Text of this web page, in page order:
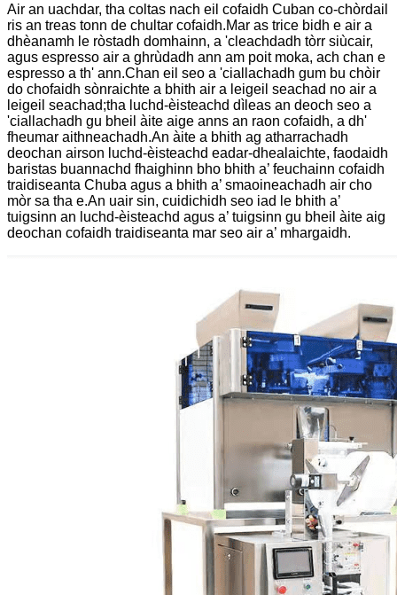
Air an uachdar, tha coltas nach eil cofaidh Cuban co-chòrdail
ris an treas tonn de chultar cofaidh.Mar as trice bidh e air a
dhèanamh le ròstadh domhainn, a 'cleachdadh tòrr siùcair,
agus espresso air a ghrùdadh ann am poit moka, ach chan e
espresso a th' ann.Chan eil seo a 'ciallachadh gum bu chòir
do chofaidh sònraichte a bhith air a leigeil seachad no air a
leigeil seachad;tha luchd-èisteachd dìleas an deoch seo a
'ciallachadh gu bheil àite aige anns an raon cofaidh, a dh'
fheumar aithneachadh.An àite a bhith ag atharrachadh
deochan airson luchd-èisteachd eadar-dhealaichte, faodaidh
baristas buannachd fhaighinn bho bhith a’ feuchainn cofaidh
traidiseanta Chuba agus a bhith a’ smaoineachadh air cho
mòr sa tha e.An uair sin, cuidichidh seo iad le bhith a’
tuigsinn an luchd-èisteachd agus a’ tuigsinn gu bheil àite aig
deochan cofaidh traidiseanta mar seo air a’ mhargaidh.